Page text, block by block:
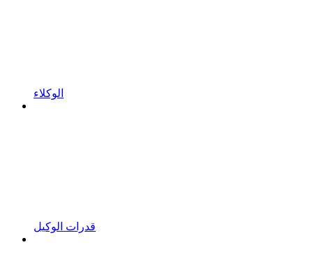
الوكلاء
قدرات الوكيل